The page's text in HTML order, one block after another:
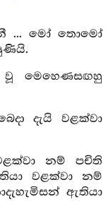
... මෝ තොමෝ
මෙහෙණසඟහු
දැයි වළක්වා
නම් පචිති
වළක්වා නම්
ඇතියා